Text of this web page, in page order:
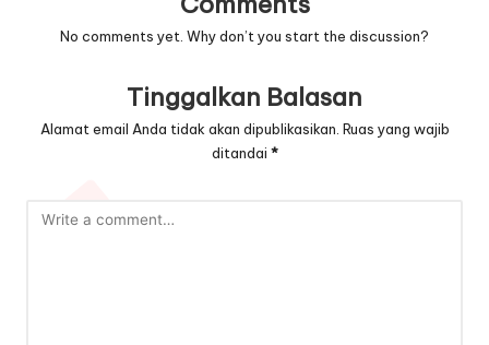
No comments yet. Why don’t you start the discussion?
Tinggalkan Balasan
Alamat email Anda tidak akan dipublikasikan. Ruas yang wajib
ditandai *